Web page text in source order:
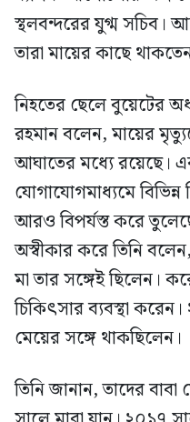
স্থলবন্দরের যুগ্ম সচিব।
তারা মায়ের কাছে
নিহতের ছেলে বুয়েটের
রহমান বলেন, মায়ের
আঘাতের মধ্যে রয়েছে।
যোগাযোগমাধ্যমে বিভিন্ন
আরও বিপর্যস্ত করে
অস্বীকার করে তিনি
মা তার সঙ্গেই ছিলেন।
চিকিৎসার ব্যবস্থা
মেয়ের সঙ্গে থাকছিলেন।
তিনি জানান, তাদের